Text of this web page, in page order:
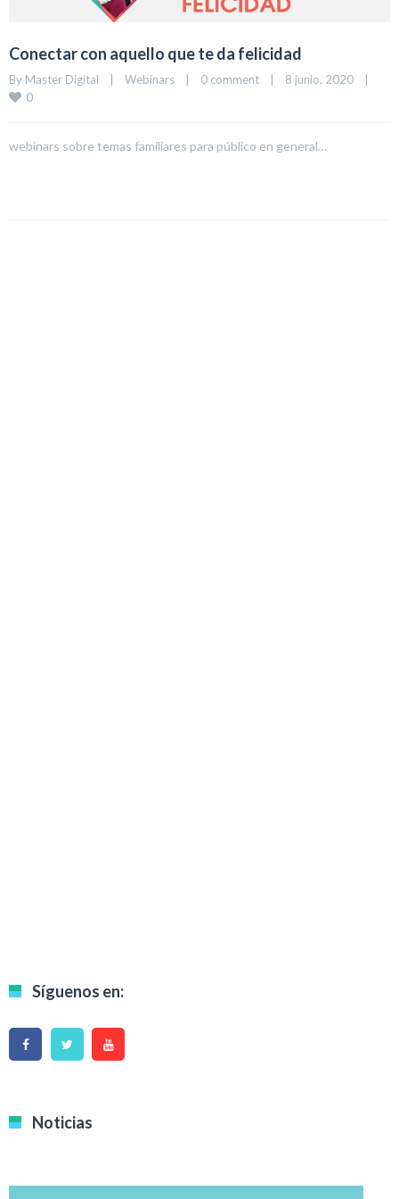
Conectar con aquello que te da felicidad
By Master Digital | Webinars | 0 comment | 8 junio, 2020 |
0
webinars sobre temas familiares para público en general…
Síguenos en:
Noticias